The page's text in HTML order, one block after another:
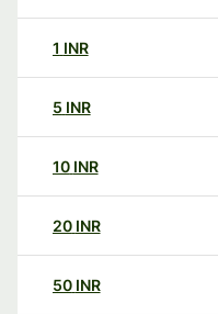
1 INR
5 INR
10 INR
20 INR
50 INR